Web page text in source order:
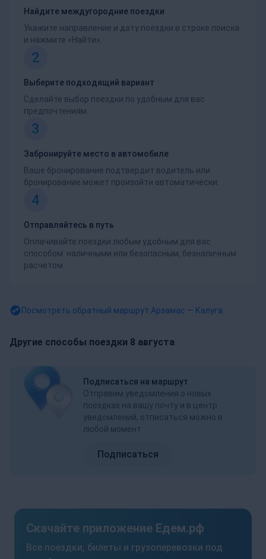
Найдите междугородние поездки
Укажите направление и дату поездки в строке поиска
и нажмите «Найти».
2
Выберите подходящий вариант
Сделайте выбор поездки по удобным для вас
предпочтениям.
3
Забронируйте место в автомобиле
Ваше бронирование подтвердит водитель или
бронирование может произойти автоматически.
4
Отправляйтесь в путь
Оплачивайте поездки любым удобным для вас
способом: наличными или безопасным, безналичным
расчетом.
Посмотреть обратный маршрут Арзамас — Калуга
Другие способы поездки 8 августа
Подписаться на маршрут
Отправим уведомления о новых
поездках на вашу почту и в центр
уведомлений, отписаться можно в
любой момент
Подписаться
Скачайте приложение Едем.рф
Все поездки, билеты и грузоперевозки под